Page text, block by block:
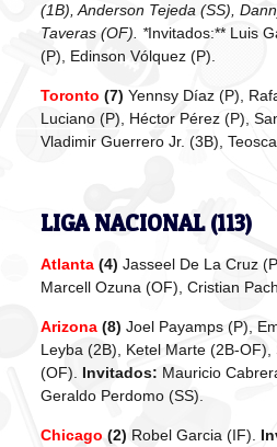
(1B), Anderson Tejeda (SS),
Taveras (OF). *Invitados:** Luis
(P), Edinson Vólquez (P).
Toronto (7) Yennsy Díaz (P),
Luciano (P), Héctor Pérez (P),
Vladimir Guerrero Jr. (3B),
LIGA NACIONAL (113)
Atlanta(4) Jasseel De La Cruz
Marcell Ozuna (OF), Cristian
Arizona(8) Joel Payamps (P),
Leyba (2B), Ketel Marte (2B-OF),
(OF). Invitados: Mauricio
Geraldo Perdomo (SS).
Chicago (2) Robel Garcia (IF).